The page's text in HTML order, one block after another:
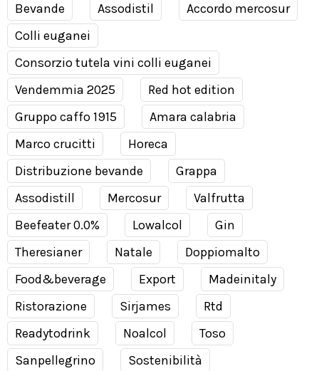
Bevande
Assodistil
Accordo mercosur
Colli euganei
Consorzio tutela vini colli euganei
Vendemmia 2025
Red hot edition
Gruppo caffo 1915
Amara calabria
Marco crucitti
Horeca
Distribuzione bevande
Grappa
Assodistill
Mercosur
Valfrutta
Beefeater 0.0%
Lowalcol
Gin
Theresianer
Natale
Doppiomalto
Food&beverage
Export
Madeinitaly
Ristorazione
Sirjames
Rtd
Readytodrink
Noalcol
Toso
Sanpellegrino
Sostenibilità